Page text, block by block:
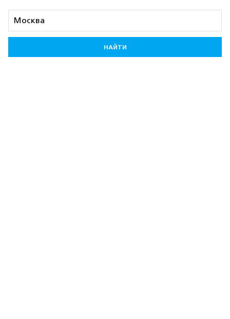
НАЙТИ